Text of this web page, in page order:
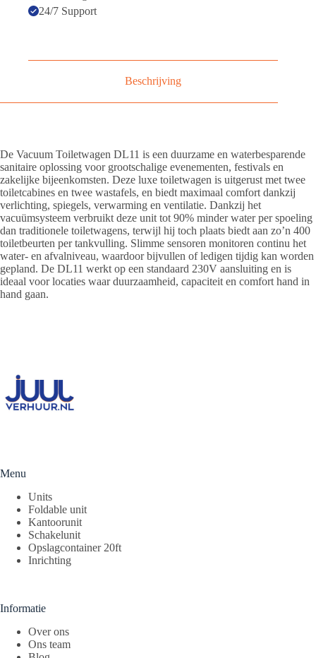
24/7 Support
Beschrijving
De Vacuum Toiletwagen DL11 is een duurzame en waterbesparende
sanitaire oplossing voor grootschalige evenementen, festivals en
zakelijke bijeenkomsten. Deze luxe toiletwagen is uitgerust met twee
toiletcabines en twee wastafels, en biedt maximaal comfort dankzij
verlichting, spiegels, verwarming en ventilatie. Dankzij het
vacuümsysteem verbruikt deze unit tot 90% minder water per spoeling
dan traditionele toiletwagens, terwijl hij toch plaats biedt aan zo’n 400
toiletbeurten per tankvulling. Slimme sensoren monitoren continu het
water- en afvalniveau, waardoor bijvullen of ledigen tijdig kan worden
gepland. De DL11 werkt op een standaard 230V aansluiting en is
ideaal voor locaties waar duurzaamheid, capaciteit en comfort hand in
hand gaan.
Menu
Units
Foldable unit
Kantoorunit
Schakelunit
Opslagcontainer 20ft
Inrichting
Informatie
Over ons
Ons team